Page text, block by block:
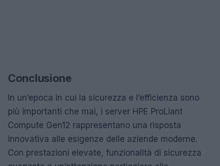
Conclusione
In un’epoca in cui la sicurezza e l’efficienza sono
più importanti che mai, i server HPE ProLiant
Compute Gen12 rappresentano una risposta
innovativa alle esigenze delle aziende moderne.
Con prestazioni elevate, funzionalità di sicurezza